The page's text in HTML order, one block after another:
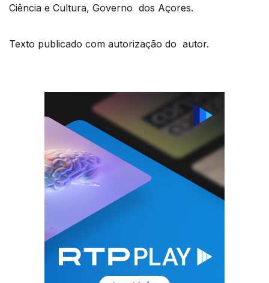
Ciência e Cultura, Governo dos Açores.
Texto publicado com autorização do autor.